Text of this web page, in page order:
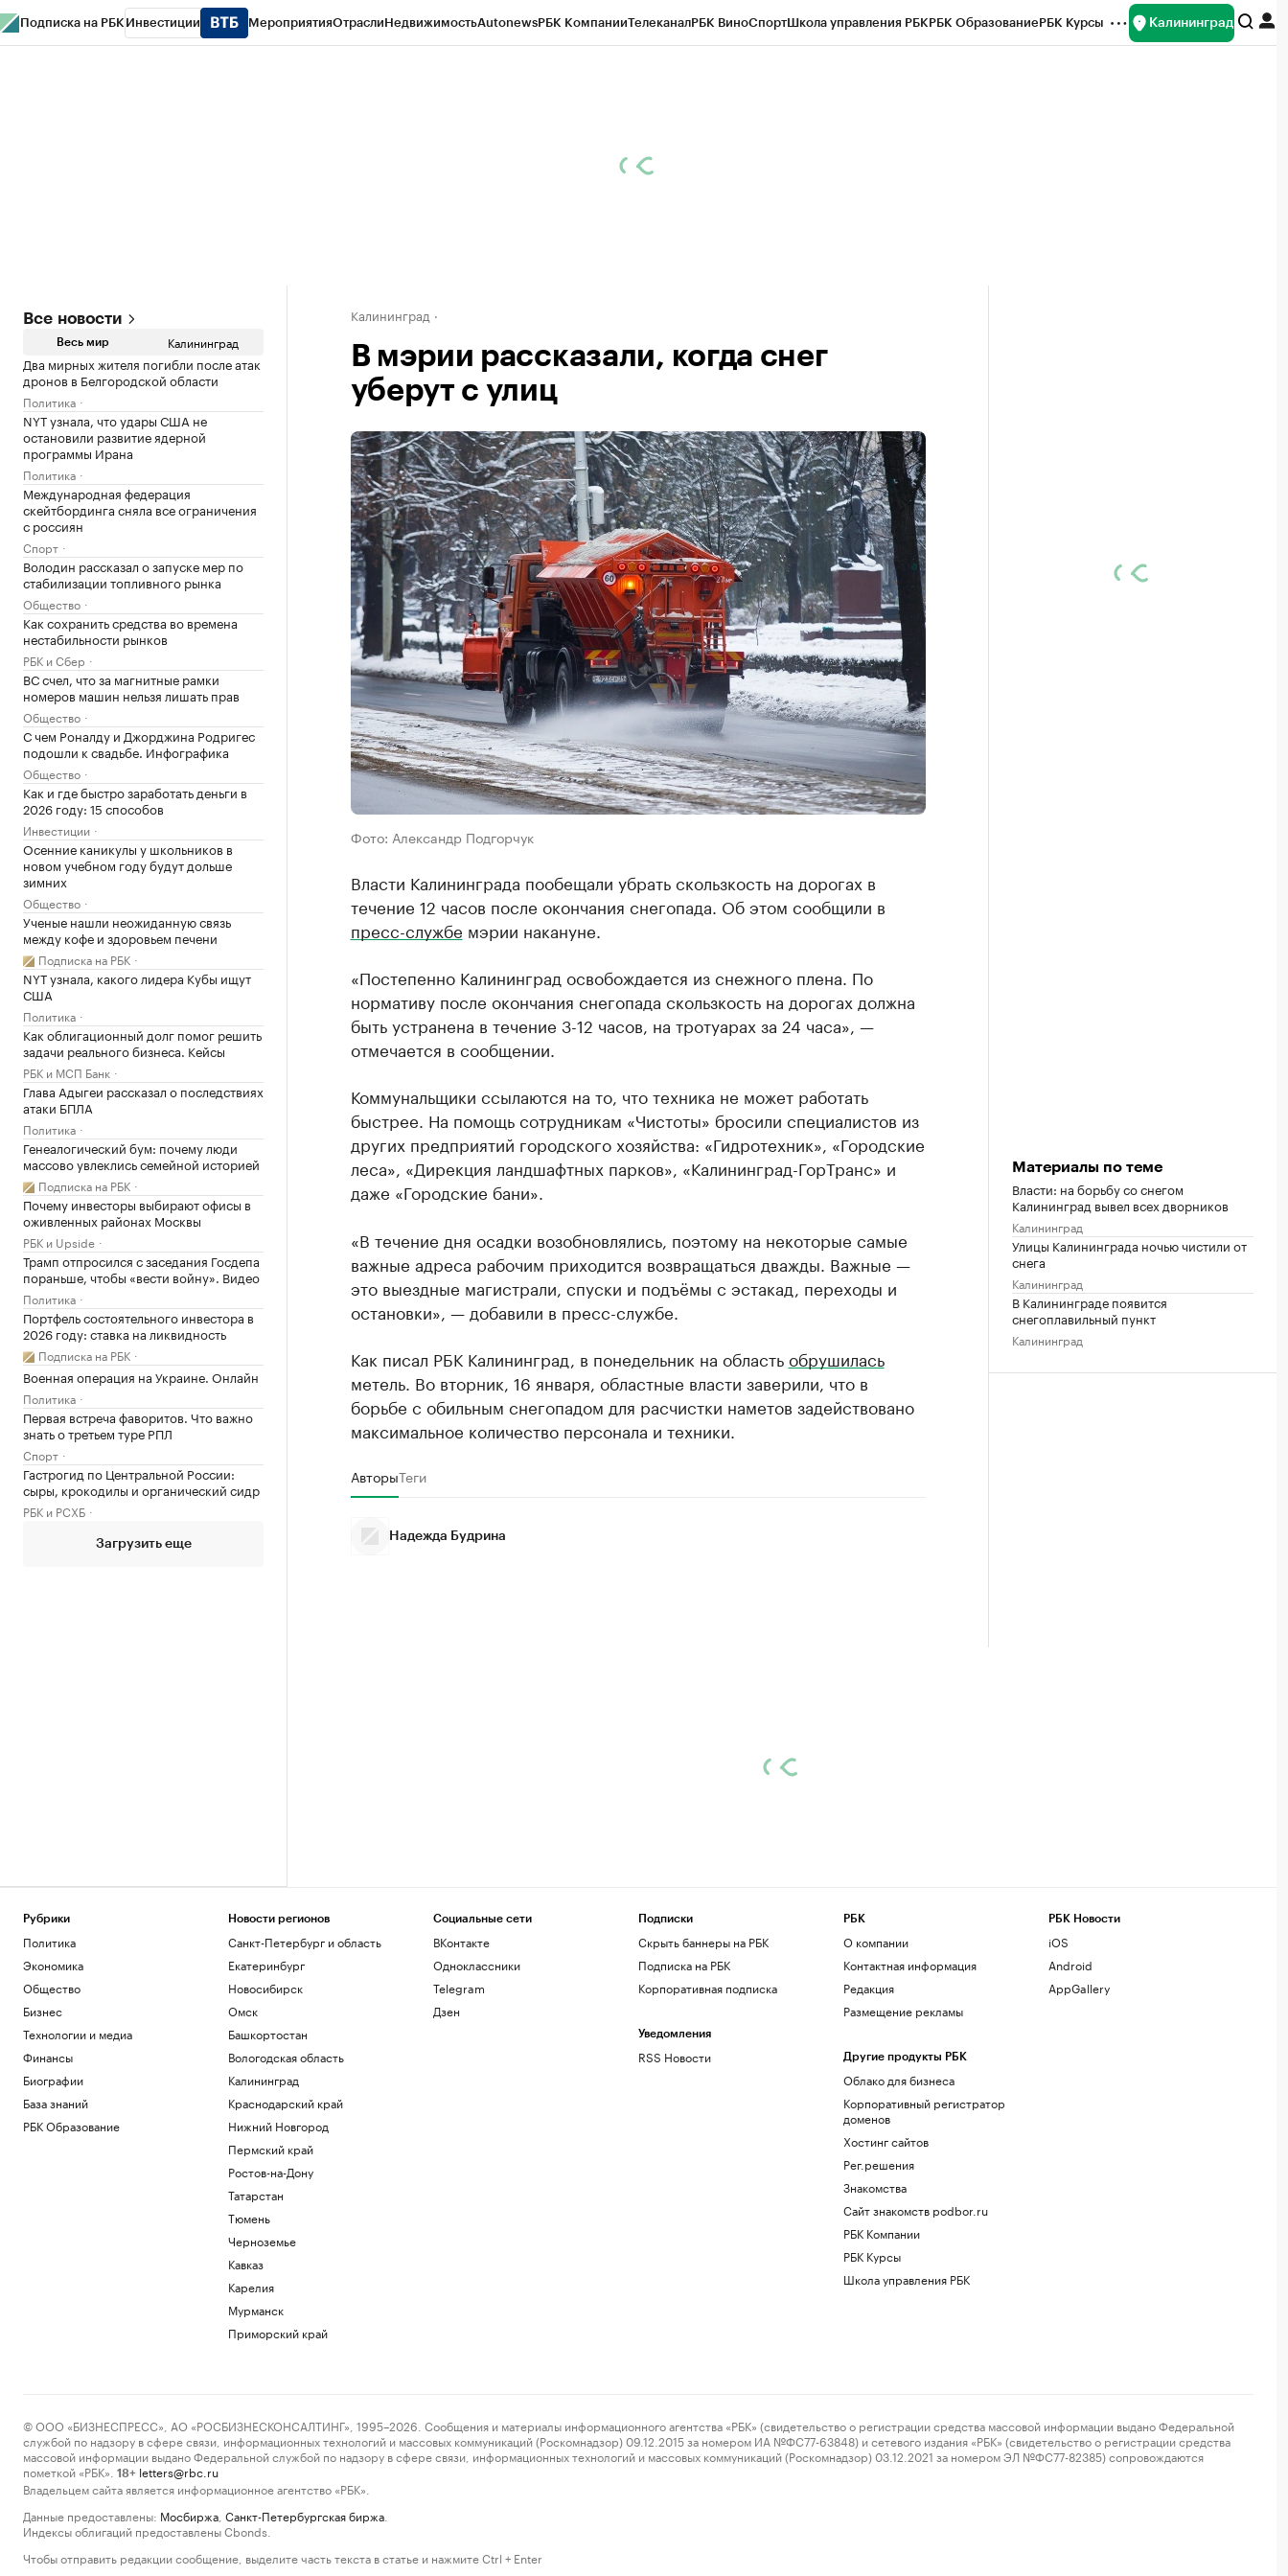
Подписка на РБК Инвестиции МероприятияОтраслиНедвижимостьAutonewsРБК КомпанииТелеканалРБК ВиноСпортШкола управления РБКРБК ОбразованиеРБК Курсы Калининград
Все новости
Весь мир Калининград
Два мирных жителя погибли после атак
дронов в Белгородской области
Политика
NYT узнала, что удары США не
остановили развитие ядерной
программы Ирана
Политика
Международная федерация
скейтбординга сняла все ограничения
с россиян
Спорт
Володин рассказал о запуске мер по
стабилизации топливного рынка
Общество
Как сохранить средства во времена
нестабильности рынков
РБК и Сбер
ВС счел, что за магнитные рамки
номеров машин нельзя лишать прав
Общество
С чем Роналду и Джорджина Родригес
подошли к свадьбе. Инфографика
Общество
Как и где быстро заработать деньги в
2026 году: 15 способов
Инвестиции
Осенние каникулы у школьников в
новом учебном году будут дольше
зимних
Общество
Ученые нашли неожиданную связь
между кофе и здоровьем печени
Подписка на РБК
NYT узнала, какого лидера Кубы ищут
США
Политика
Как облигационный долг помог решить
задачи реального бизнеса. Кейсы
РБК и МСП Банк
Глава Адыгеи рассказал о последствиях
атаки БПЛА
Политика
Генеалогический бум: почему люди
массово увлеклись семейной историей
Подписка на РБК
Почему инвесторы выбирают офисы в
оживленных районах Москвы
РБК и Upside
Трамп отпросился с заседания Госдепа
пораньше, чтобы «вести войну». Видео
Политика
Портфель состоятельного инвестора в
2026 году: ставка на ликвидность
Подписка на РБК
Военная операция на Украине. Онлайн
Политика
Первая встреча фаворитов. Что важно
знать о третьем туре РПЛ
Спорт
Гастрогид по Центральной России:
сыры, крокодилы и органический сидр
РБК и РСХБ
Загрузить еще
Калининград
В мэрии рассказали, когда снег
уберут с улиц
Фото: Александр Подгорчук
Власти Калининграда пообещали убрать скользкость на дорогах в
течение 12 часов после окончания снегопада. Об этом сообщили в
пресс-службе мэрии накануне.
«Постепенно Калининград освобождается из снежного плена. По
нормативу после окончания снегопада скользкость на дорогах должна
быть устранена в течение 3-12 часов, на тротуарах за 24 часа», —
отмечается в сообщении.
Коммунальщики ссылаются на то, что техника не может работать
быстрее. На помощь сотрудникам «Чистоты» бросили специалистов из
других предприятий городского хозяйства: «Гидротехник», «Городские
леса», «Дирекция ландшафтных парков», «Калининград-ГорТранс» и
даже «Городские бани».
«В течение дня осадки возобновлялись, поэтому на некоторые самые
важные адреса рабочим приходится возвращаться дважды. Важные —
это выездные магистрали, спуски и подъёмы с эстакад, переходы и
остановки», — добавили в пресс-службе.
Как писал РБК Калининград, в понедельник на областьобрушилась
метель. Во вторник, 16 января, областные власти заверили, что в
борьбе с обильным снегопадом для расчистки наметов задействовано
максимальное количество персонала и техники.
АвторыТеги
Надежда Будрина
Материалы по теме
Власти: на борьбу со снегом
Калининград вывел всех дворников
Калининград
Улицы Калининграда ночью чистили от
снега
Калининград
В Калининграде появится
снегоплавильный пункт
Калининград
Рубрики
Политика
Экономика
Общество
Бизнес
Технологии и медиа
Финансы
Биографии
База знаний
РБК Образование
Новости регионов
Санкт-Петербург и область
Екатеринбург
Новосибирск
Омск
Башкортостан
Вологодская область
Калининград
Краснодарский край
Нижний Новгород
Пермский край
Ростов-на-Дону
Татарстан
Тюмень
Черноземье
Кавказ
Карелия
Мурманск
Приморский край
Социальные сети
ВКонтакте
Одноклассники
Telegram
Дзен
Подписки
Скрыть баннеры на РБК
Подписка на РБК
Корпоративная подписка
Уведомления
RSS Новости
РБК
О компании
Контактная информация
Редакция
Размещение рекламы
Другие продукты РБК
Облако для бизнеса
Корпоративный регистратор
доменов
Хостинг сайтов
Рег.решения
Знакомства
Сайт знакомств podbor.ru
РБК Компании
РБК Курсы
Школа управления РБК
РБК Новости
iOS
Android
AppGallery
© ООО «БИЗНЕСПРЕСС», АО «РОСБИЗНЕСКОНСАЛТИНГ», 1995–2026. Сообщения и материалы информационного агентства «РБК» (свидетельство о регистрации средства массовой информации выдано Федеральной
службой по надзору в сфере связи, информационных технологий и массовых коммуникаций (Роскомнадзор) 09.12.2015 за номером ИА №ФС77-63848) и сетевого издания «РБК» (свидетельство о регистрации средства
массовой информации выдано Федеральной службой по надзору в сфере связи, информационных технологий и массовых коммуникаций (Роскомнадзор) 03.12.2021 за номером ЭЛ №ФС77-82385) сопровождаются
пометкой «РБК».
18+ letters@rbc.ru
Владельцем сайта является информационное агентство «РБК».
Данные предоставлены: Мосбиржа Санкт-Петербургская биржа
Индексы облигаций предоставлены Cbonds.
Чтобы отправить редакции сообщение, выделите часть текста в статье и нажмите Ctrl + Enter